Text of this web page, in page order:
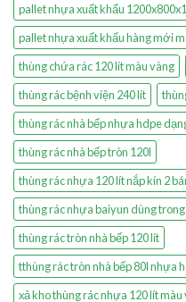
pallet nhựa xuất khẩu
pallet nhựa xuất khẩu hàng mới
thùng chứa rác 120 lít màu vàng
thùng rác bệnh viện 240 lít
thùng rác nhà bếp nhựa hdpe
thùng rác nhà bếp tròn 120l
thùng rác nhựa 120 lít nắp kín 2
thùng rác nhựa baiyun dùng trong
thùng rác tròn nhà bếp 120 lít
tthùng rác tròn nhà bếp 80l nhựa
xả kho thùng rác nhựa 120 lít màu